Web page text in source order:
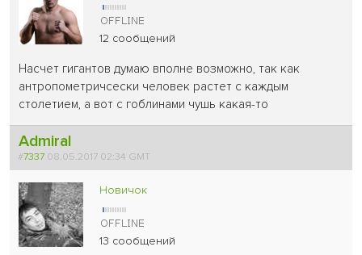
12 сообщений
Насчет гигантов думаю вполне возможно, так как
антропометричсески человек растет с каждым
столетием, а вот с гоблинами чушь какая-то
Admiral
#7337 08.05.2017 02:34 GMT
Новичок
13 сообщений